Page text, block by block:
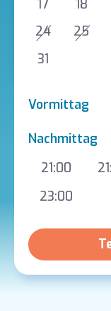
17
18
24
25
31
Vormittag
Nachmittag
21:00
23:00